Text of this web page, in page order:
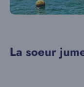
La soeur